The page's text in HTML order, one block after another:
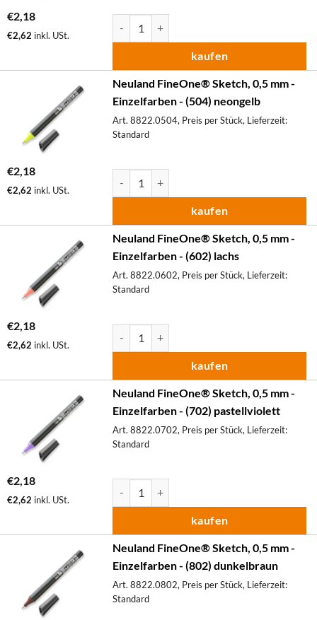
€2,18
€2,62 inkl. USt.
kaufen
Neuland FineOne® Sketch, 0,5 mm -
Einzelfarben - (504) neongelb
Art. 8822.0504, Preis per Stück, Lieferzeit:
Standard
€2,18
€2,62 inkl. USt.
kaufen
Neuland FineOne® Sketch, 0,5 mm -
Einzelfarben - (602) lachs
Art. 8822.0602, Preis per Stück, Lieferzeit:
Standard
€2,18
€2,62 inkl. USt.
kaufen
Neuland FineOne® Sketch, 0,5 mm -
Einzelfarben - (702) pastellviolett
Art. 8822.0702, Preis per Stück, Lieferzeit:
Standard
€2,18
€2,62 inkl. USt.
kaufen
Neuland FineOne® Sketch, 0,5 mm -
Einzelfarben - (802) dunkelbraun
Art. 8822.0802, Preis per Stück, Lieferzeit:
Standard